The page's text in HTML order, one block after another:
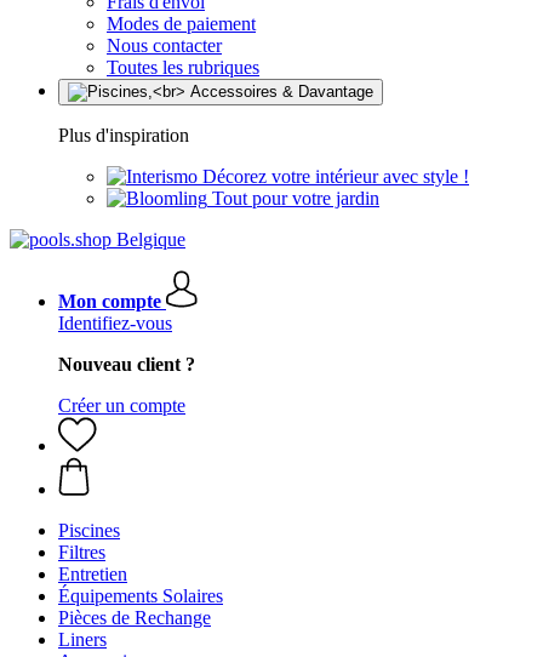
Modes de paiement
Nous contacter
Toutes les rubriques
Plus d'inspiration
Décorez votre intérieur avec style !
Tout pour votre jardin
Mon compte
Identifiez-vous
Nouveau client ?
Créer un compte
Piscines
Filtres
Entretien
Équipements Solaires
Pièces de Rechange
Liners